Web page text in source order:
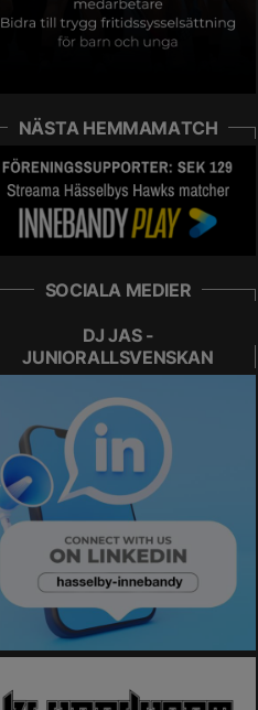
NÄSTA HEMMAMATCH
SOCIALA MEDIER
DJ JAS -
JUNIORALLSVENSKAN